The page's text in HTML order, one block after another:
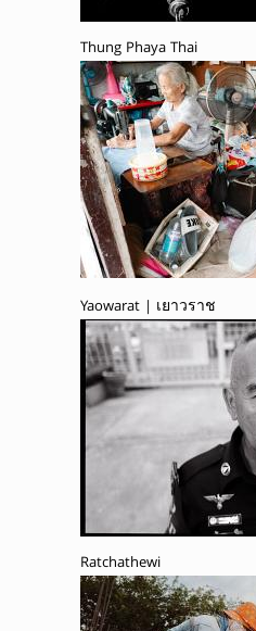
Thung Phaya Thai
Yaowarat | เยาวราช
Ratchathewi